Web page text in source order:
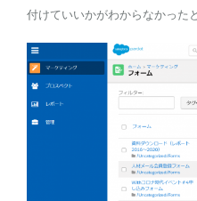
付けていいかがわからなかった